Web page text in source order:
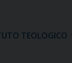
TEOLOGICO